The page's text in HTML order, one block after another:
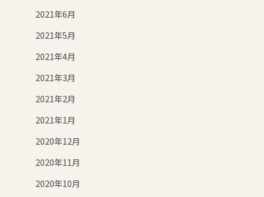
2021年6月
2021年5月
2021年4月
2021年3月
2021年2月
2021年1月
2020年12月
2020年11月
2020年10月